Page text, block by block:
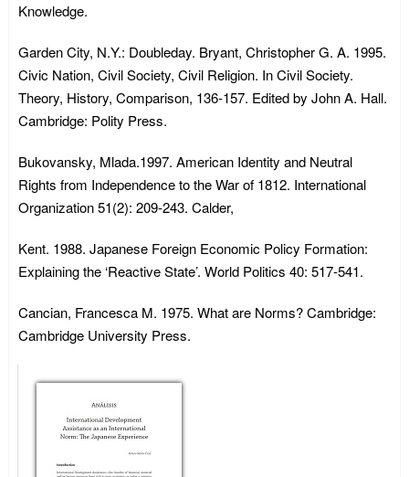
Knowledge.
Garden City, N.Y.: Doubleday. Bryant, Christopher G. A. 1995.
Civic Nation, Civil Society, Civil Religion. In Civil Society.
Theory, History, Comparison, 136-157. Edited by John A. Hall.
Cambridge: Polity Press.
Bukovansky, Mlada.1997. American Identity and Neutral
Rights from Independence to the War of 1812. International
Organization 51(2): 209-243. Calder,
Kent. 1988. Japanese Foreign Economic Policy Formation:
Explaining the ‘Reactive State’. World Politics 40: 517-541.
Cancian, Francesca M. 1975. What are Norms? Cambridge:
Cambridge University Press.